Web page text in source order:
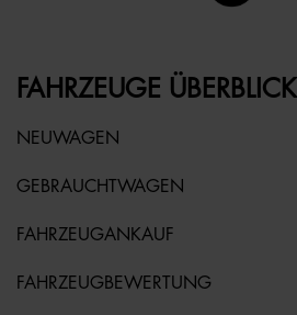
FAHRZEUGE ÜBERBLICK
NEUWAGEN
GEBRAUCHTWAGEN
FAHRZEUGANKAUF
FAHRZEUGBEWERTUNG